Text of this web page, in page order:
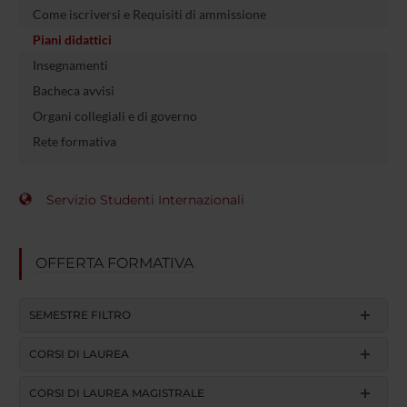
Come iscriversi e Requisiti di ammissione
Piani didattici
Insegnamenti
Bacheca avvisi
Organi collegiali e di governo
Rete formativa
Servizio Studenti Internazionali
OFFERTA FORMATIVA
SEMESTRE FILTRO
CORSI DI LAUREA
CORSI DI LAUREA MAGISTRALE